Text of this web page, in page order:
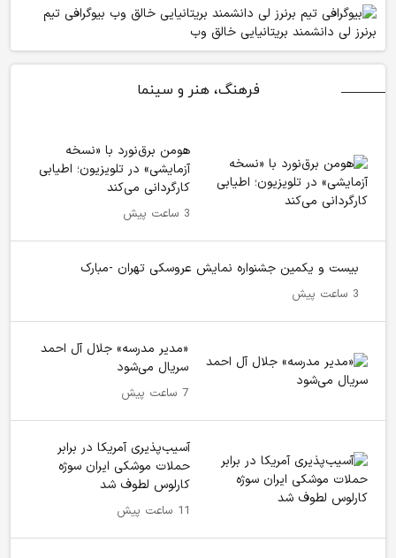
بیوگرافی تیم
برنرز لی دانشمند بریتانیایی خالق وب
فرهنگ، هنر و سینما
هومن برق‌نورد با «نسخه
آزمایشی» در تلویزیون؛ اطیابی
کارگردانی می‌کند
3 ساعت پیش
بیست و یکمین جشنواره نمایش عروسکی تهران -مبارک
3 ساعت پیش
«مدیر مدرسه» جلال آل احمد
سریال می‌شود
7 ساعت پیش
آسیب‌پذیری آمریکا در برابر
حملات موشکی ایران سوژه
کارلوس لطوف شد
11 ساعت پیش